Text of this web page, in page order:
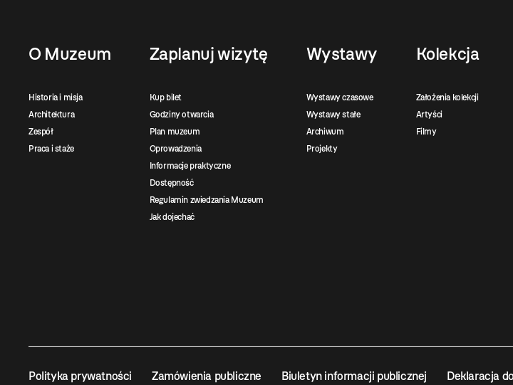
O Muzeum
Historia i misja
Architektura
Zespół
Praca i staże
Zaplanuj wizytę
Kup bilet
Godziny otwarcia
Plan muzeum
Oprowadzenia
Informacje praktyczne
Dostępność
Regulamin zwiedzania Muzeum
Jak dojechać
Wystawy
Wystawy czasowe
Wystawy stałe
Archiwum
Projekty
Kolekcja
Założenia kolekcji
Artyści
Filmy
Polityka prywatności Zamówienia publiczne Biuletyn informacji publicznej Deklaracja